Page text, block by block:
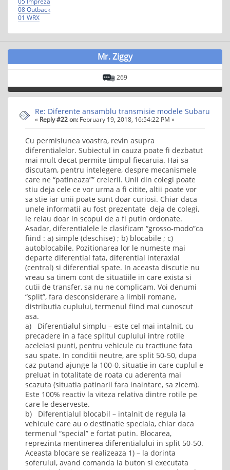
08 Outback
01 WRX
Mr. Ziggy
269
Re: Diferente ansamblu transmisie modele Subaru
« Reply #22 on: February 19, 2018, 16:54:22 PM »
Cu permisiunea voastra, revin asupra
diferentialelor. Subiectul in cauza poate fi dezbatut
mai mult decat permite timpul fiecaruia. Hai sa
discutam, pentru intelegere, despre mecanismele
care ne “patineaza”” creierii. Unii din colegi poate
stiu deja cele ce vor urma a fi citite, altii poate vor
sa stie iar unii poate sunt doar curiosi. Chiar daca
unele informatii au fost prezentate deja de colegi,
le reiau doar in scopul de a fi putin ordonate.
Asadar, diferentialele le clasificam “grosso-modo”ca
fiind : a) simple (deschise) ; b) blocabile ; c)
autoblocabile. Pozitionarea lor le numeste mai
departe diferential fata, diferential interaxial
(central) si diferential spate. In aceasta discutie nu
vreau sa tinem cont de situatiile in care exista si
cutii de transfer, sa nu ne complicam. Voi denumi
“split”, fara desconsiderare a limbii romane,
distributia cuplului, termenul fiind mai cunoscut
asa.
a) Diferentialul simplu – este cel mai intalnit, cu
precadere in a face splitul cuplului intre rotile
aceleiasi punti, pentru vehicule cu tractiune fata
sau spate. In conditii neutre, are split 50-50, dupa
caz putand ajunge la 100-0, situatie in care cuplul e
preluat in totalitate de roata cu aderenta mai
scazuta (situatia patinarii fara inaintare, sa zicem).
Este 100% reactiv la viteza relativa dintre rotile pe
care le deserveste.
b) Diferentialul blocabil – intalnit de regula la
vehicule care au o destinatie speciala, chiar daca
termenul “special” e fortat putin. Blocarea,
reprezinta mentinerea diferentialului in split 50-50.
Aceasta blocare se realizeaza 1) – la dorinta
soferului, avand comanda la buton si executata